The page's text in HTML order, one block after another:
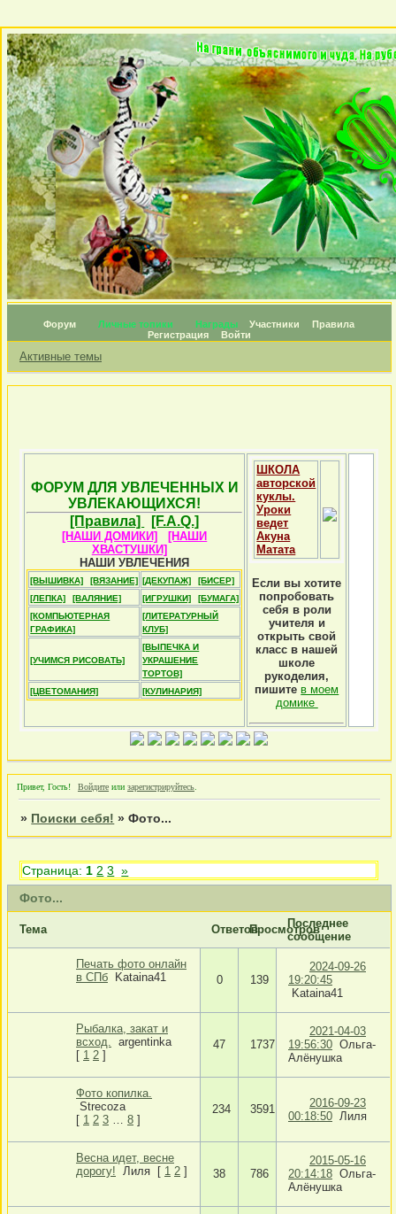
Форум Личные топики Награды Участники
Правила
Регистрация
Войти
Активные темы
ФОРУМ ДЛЯ УВЛЕЧЕННЫХ И
УВЛЕКАЮЩИХСЯ!
[Правила]
[F.A.Q.]
[НАШИ ДОМИКИ]
[НАШИ
ХВАСТУШКИ]
НАШИ УВЛЕЧЕНИЯ
[ВЫШИВКА] [ВЯЗАНИЕ] [ДЕКУПАЖ]
[БИСЕР]
[ЛЕПКА]
[ВАЛЯНИЕ] [ИГРУШКИ]
[БУМАГА]
[КОМПЬЮТЕРНАЯ
ГРАФИКА]
[ЛИТЕРАТУРНЫЙ
КЛУБ]
[УЧИМСЯ РИСОВАТЬ]
[ВЫПЕЧКА И
УКРАШЕНИЕ
ТОРТОВ]
[ЦВЕТОМАНИЯ]
[КУЛИНАРИЯ]
ШКОЛА
авторской
куклы.
Уроки
ведет
Акуна
Матата
Если вы хотите
попробовать
себя в роли
учителя и
открыть свой
класс в нашей
школе
рукоделия,
пишите в моем
домике
Привет, Гость! Войдите или зарегистрируйтесь
» Поиски себя! »Фото...
Фото...
Страница: 1 2 3 »
Тема ОтветовПросмотровПоследнее
сообщение
Печать фото онлайн
в СПб
Kataina41 0 139
2024-09-26
19:20:45
Kataina41
Рыбалка, закат и
всход.
argentinka
[ 1 2 ]
47 1737
2021-04-03
19:56:30 Ольга-
Алёнушка
Фото копилка.
Strecoza
[ 1 2 3 8 ]
234 3591
2016-09-23
00:18:50 Лиля
Весна идет, весне
дорогу!
Лиля [ 1 2 ] 38 786
2015-05-16
20:14:18 Ольга-
Алёнушка